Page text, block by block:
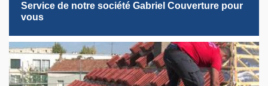
Service de notre société Gabriel Couverture pour
vous